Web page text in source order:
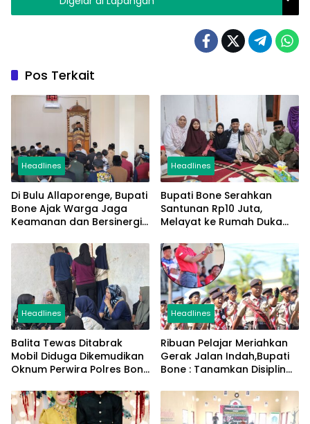
Pos Terkait
Headlines
Di Bulu Allaporenge, Bupati
Bone Ajak Warga Jaga
Keamanan dan Bersinergi
Headlines
Bupati Bone Serahkan
Santunan Rp10 Juta,
Melayat ke Rumah Duka
Oknum Polisi
Headlines
Balita Tewas Ditabrak
Mobil Diduga Dikemudikan
Oknum Perwira Polres Bone
Headlines
Ribuan Pelajar Meriahkan
Gerak Jalan Indah,Bupati
Bone : Tanamkan Disiplin